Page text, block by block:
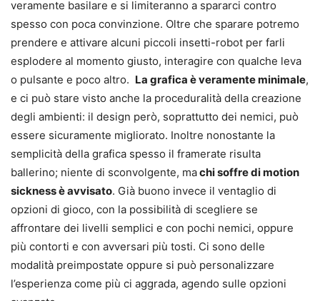
veramente basilare e si limiteranno a spararci contro
spesso con poca convinzione. Oltre che sparare potremo
prendere e attivare alcuni piccoli insetti-robot per farli
esplodere al momento giusto, interagire con qualche leva
o pulsante e poco altro. La grafica è veramente minimale,
e ci può stare visto anche la proceduralità della creazione
degli ambienti: il design però, soprattutto dei nemici, può
essere sicuramente migliorato. Inoltre nonostante la
semplicità della grafica spesso il framerate risulta
ballerino; niente di sconvolgente, machi soffre di motion
sickness è avvisato. Già buono invece il ventaglio di
opzioni di gioco, con la possibilità di scegliere se
affrontare dei livelli semplici e con pochi nemici, oppure
più contorti e con avversari più tosti. Ci sono delle
modalità preimpostate oppure si può personalizzare
l’esperienza come più ci aggrada, agendo sulle opzioni